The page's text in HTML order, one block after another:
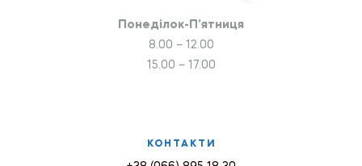
Понеділок-П’ятниця
8.00 – 12.00
15.00 – 17.00
КОНТАКТИ